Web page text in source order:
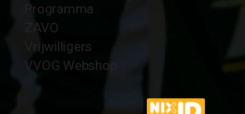
Programma
ZAVO
Vrijwilligers
VVOG Webshop